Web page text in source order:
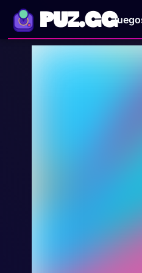
PUZ.GG